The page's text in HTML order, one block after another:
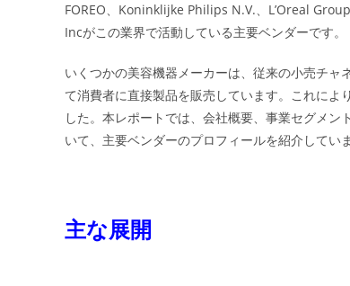
FOREO、Koninklijke Philips N.V.、L’Oreal
Incがこの業界で活動している主要ベンダーです。
いくつかの美容機器メーカーは、従来の小売チ
て消費者に直接製品を販売しています。これによ
した。本レポートでは、会社概要、事業セグメ
いて、主要ベンダーのプロフィールを紹介していま
主な展開